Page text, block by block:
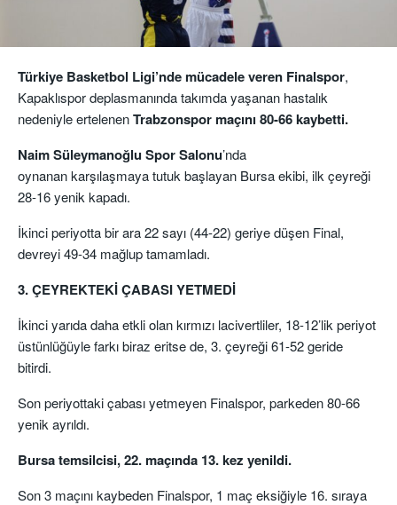
Türkiye Basketbol Ligi’nde mücadele veren Finalspor,
Kapaklıspor deplasmanında takımda yaşanan hastalık
nedeniyle ertelenenTrabzonspor maçını 80-66 kaybetti.
Naim Süleymanoğlu Spor Salonu’nda
oynanan karşılaşmaya tutuk başlayan Bursa ekibi, ilk çeyreği
28-16 yenik kapadı.
İkinci periyotta bir ara 22 sayı (44-22) geriye düşen Final,
devreyi 49-34 mağlup tamamladı.
3. ÇEYREKTEKİÇABASI YETMEDİ
İkinci yarıda daha etkli olan kırmızı lacivertliler, 18-12’lik periyot
üstünlüğüyle farkı biraz eritse de, 3. çeyreği 61-52 geride
bitirdi.
Son periyottaki çabası yetmeyen Finalspor, parkeden 80-66
yenik ayrıldı.
Bursa temsilcisi, 22. maçında 13. kez yenildi.
Son 3 maçını kaybeden Finalspor, 1 maç eksiğiyle 16. sıraya